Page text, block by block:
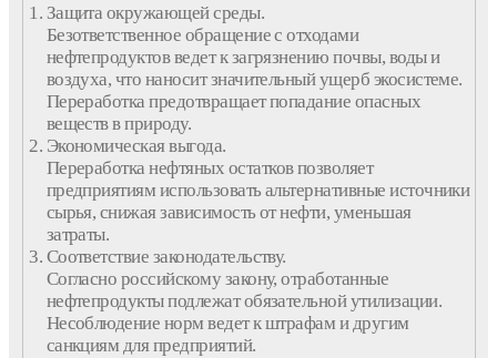
Защита окружающейсреды.
Безответственное обращение сотходами
нефтепродуктовведет к загрязнению почвы, воды и
воздуха, что наносит значительный ущерб экосистеме.
Переработка предотвращает попадание опасных
веществ в природу.
Экономическая выгода.
Переработка нефтяных остатковпозволяет
предприятиям использовать альтернативные источники
сырья, снижая зависимость отнефти, уменьшая
затраты.
Соответствие законодательству.
Согласно российскому закону,отработанные
нефтепродуктыподлежат обязательнойутилизации.
Несоблюдение норм ведет к штрафам и другим
санкциям дляпредприятий.